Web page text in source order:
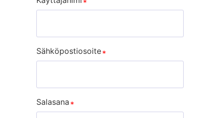
Sähköpostiosoite
Salasana